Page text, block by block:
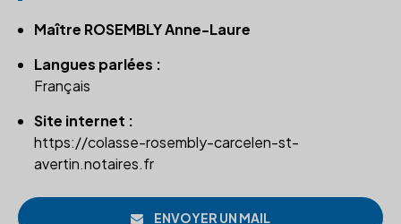
Maître ROSEMBLY Anne-Laure
Langues parlées :
Français
Site internet :
https://colasse-rosembly-carcelen-st-
avertin.notaires.fr
ENVOYER UN MAIL